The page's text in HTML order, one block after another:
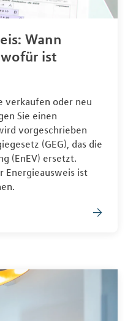
Wann
ist
verkaufen oder neu
Sie einen
vorgeschrieben
(GEG), das die
(EnEV) ersetzt.
Energieausweis ist